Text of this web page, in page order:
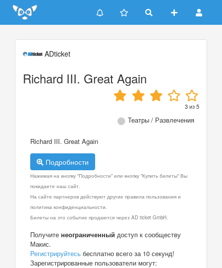
Update cookies preferences
ADticket
Richard III. Great Again
3из5
Театры / Развлечения
Richard III. Great Again
Подробности
Нажимая на кнопку "Подробности" или кнопку "Купить билеты" Вы
покидаете наш сайт.
На сайте партнеров действуют другие правила пользования и
политика конфиденциальности.
Билеты на это событие продаются через AD ticket GmbH.
Получите неограниченный доступ к сообществу
Макис.
Регистрируйтесь бесплатно всего за 10 секунд!
Зарегистрированные пользователи могут: